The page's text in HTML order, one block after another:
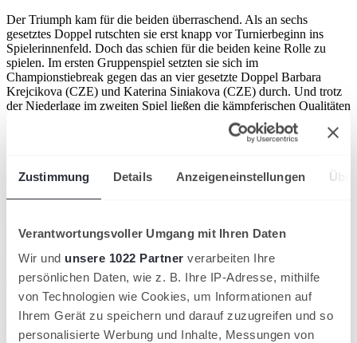
Zustimmung Details Anzeigeneinstellungen
Verantwortungsvoller Umgang mit Ihren Daten
Wir und unsere 1022 Partner verarbeiten Ihre
persönlichen Daten, wie z. B. Ihre IP-Adresse, mithilfe
von Technologien wie Cookies, um Informationen auf
Ihrem Gerät zu speichern und darauf zuzugreifen und so
personalisierte Werbung und Inhalte, Messungen von
Der Triumph kam für die beiden überraschend. Als an sechs
gesetztes Doppel rutschten sie erst knapp vor Turnierbeginn ins
Spielerinnenfeld. Doch das schien für die beiden keine Rolle zu
spielen. Im ersten Gruppenspiel setzten sie sich im
Championstiebreak gegen das an vier gesetzte Doppel Barbara
Krejcikova (CZE) und Katerina Siniakova (CZE) durch. Und trotz
der Niederlage im zweiten Spiel ließen die kämpferischen Qualitäten
der beiden nicht nach. Im Spiel gegen das topgesetzte Doppel mit
Coco Gauff (USA) und Jessica Pegula (USA) konnten sie den
dort gegen das favorisierte Duo mit Storm Hunter und Elise
King Cup-Finals nach Sevilla. Dort ergänzt sie das Porsche Team
Artikel teilen
Ähnliche News